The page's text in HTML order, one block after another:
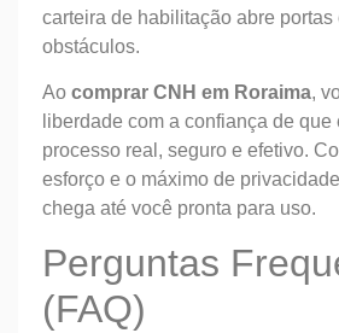
carteira de habilitação abre portas
obstáculos.
Ao comprar CNH em Roraima,
liberdade com a confiança de que
processo real, seguro e efetivo.
esforço e o máximo de
chega até você pronta para uso.
Perguntas
(FAQ)